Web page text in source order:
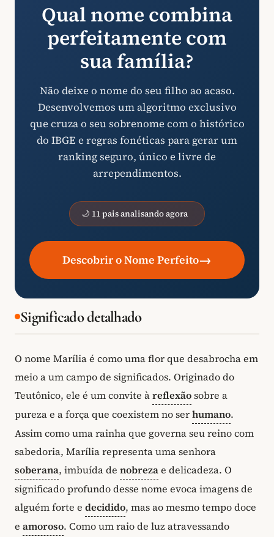
Qual nome combina
perfeitamente com
sua família?
Não deixe o nome do seu filho ao acaso.
Desenvolvemos um algoritmo exclusivo
que cruza o seu sobrenome com o histórico
do IBGE e regras fonéticas para gerar um
ranking seguro, único e livre de
arrependimentos.
🌙 11 pais analisando agora
Descobrir o Nome Perfeito→
Significado detalhado
O nome Marília é como uma flor que desabrocha em
meio a um campo de significados. Originado do
Teutônico, ele é um convite àreflexãosobre a
pureza e a força que coexistem no serhumano.
Assim como uma rainha que governa seu reino com
sabedoria, Marília representa uma senhora
soberana, imbuída de nobrezae delicadeza. O
significado profundo desse nome evoca imagens de
alguém forte e decidido, mas ao mesmo tempo doce
e amoroso. Como um raio de luz atravessando